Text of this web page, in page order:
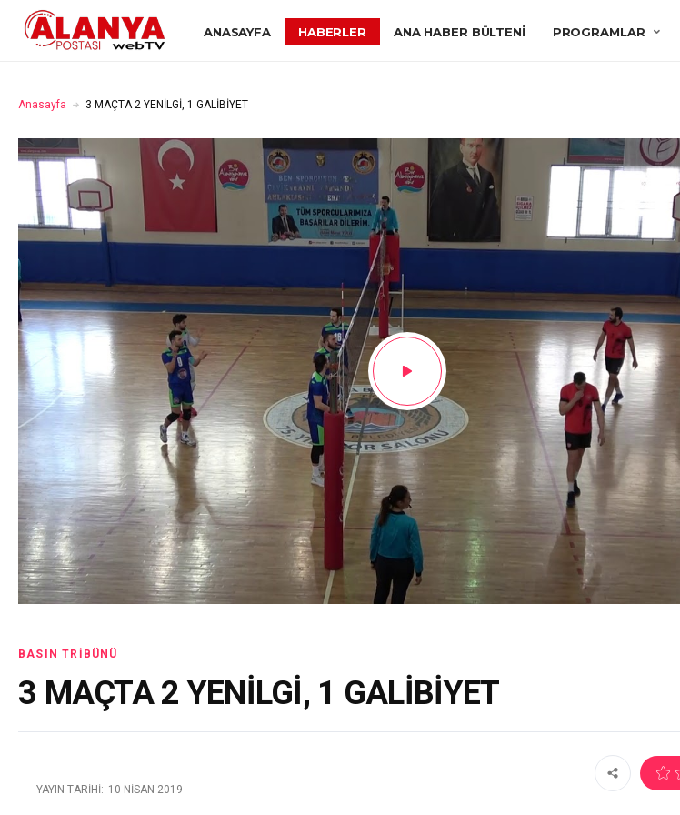
ANASAYFA HABERLER ANA HABER BÜLTENI PROGRAMLAR
Anasayfa 3 MAÇTA 2 YENİLGİ, 1 GALİBİYET
BASIN TRIBÜNÜ
3 MAÇTA 2 YENİLGİ, 1 GALİBİYET
YAYIN TARIHI: 10 NISAN 2019